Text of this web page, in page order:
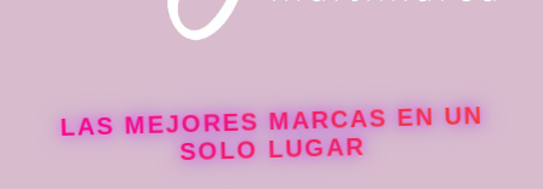
LAS MEJORES MARCAS EN UN
SOLO LUGAR